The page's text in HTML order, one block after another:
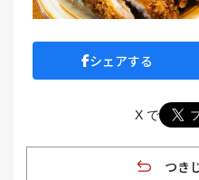
シェアする
X で
つき